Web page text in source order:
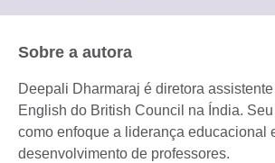
available.
Sobre a autora
Deepali Dharmaraj é diretora
English do British Council na Índia.
como enfoque a liderança educacional
desenvolvimento de professores.